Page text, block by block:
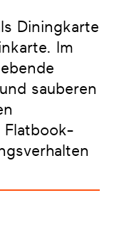
Diningkarte
Im
sauberen
Flatbook-